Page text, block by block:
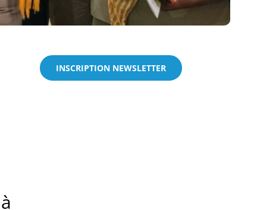
INSCRIPTION NEWSLETTER